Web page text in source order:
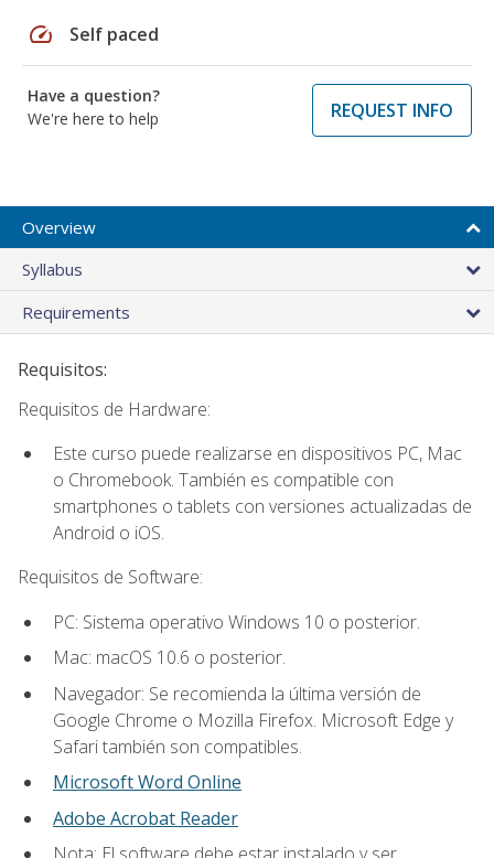
speed Self paced
Have a question?
We're here to help
REQUEST INFO
Overview
Syllabus
Requirements
Requisitos:
Requisitos de Hardware:
Este curso puede realizarse en dispositivos PC, Mac
o Chromebook. También es compatible con
smartphones o tablets con versiones actualizadas de
Android o iOS.
Requisitos de Software:
PC: Sistema operativo Windows 10 o posterior.
Mac: macOS 10.6 o posterior.
Navegador: Se recomienda la última versión de
Google Chrome o Mozilla Firefox. Microsoft Edge y
Safari también son compatibles.
Microsoft Word Online
Adobe Acrobat Reader